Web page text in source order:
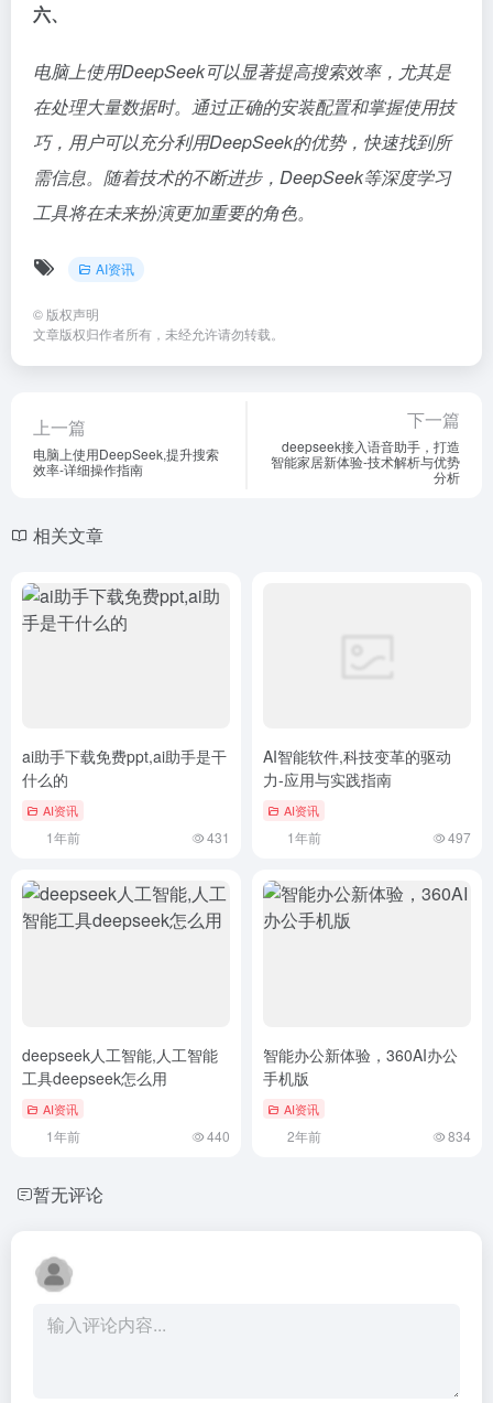
六、
电脑上使用DeepSeek可以显著提高搜索效率，尤其是
在处理大量数据时。通过正确的安装配置和掌握使用技
巧，用户可以充分利用DeepSeek的优势，快速找到所
需信息。随着技术的不断进步，DeepSeek等深度学习
工具将在未来扮演更加重要的角色。
AI资讯
© 版权声明
文章版权归作者所有，未经允许请勿转载。
上一篇
电脑上使用DeepSeek,提升搜索
效率-详细操作指南
下一篇
deepseek接入语音助手，打造
智能家居新体验-技术解析与优势
分析
相关文章
ai助手下载免费ppt,ai助手是干
什么的
AI资讯
1年前 431
AI智能软件,科技变革的驱动
力-应用与实践指南
AI资讯
1年前 497
deepseek人工智能,人工智能
工具deepseek怎么用
AI资讯
1年前 440
智能办公新体验，360AI办公
手机版
AI资讯
2年前 834
暂无评论